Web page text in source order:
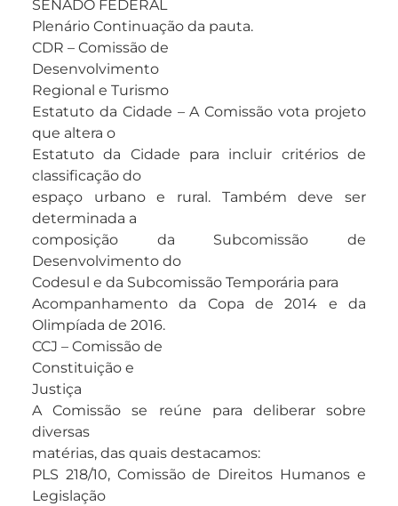
SENADO FEDERAL
Plenário Continuação da pauta.
CDR – Comissão de
Desenvolvimento
Regional e Turismo
Estatuto da Cidade – A Comissão vota projeto
que altera o
Estatuto da Cidade para incluir critérios de
classificação do
espaço urbano e rural. Também deve ser
determinada a
composição da Subcomissão de
Desenvolvimento do
Codesul e da Subcomissão Temporária para
Acompanhamento da Copa de 2014 e da
Olimpíada de 2016.
CCJ – Comissão de
Constituição e
Justiça
A Comissão se reúne para deliberar sobre
diversas
matérias, das quais destacamos:
PLS 218/10, Comissão de Direitos Humanos e
Legislação